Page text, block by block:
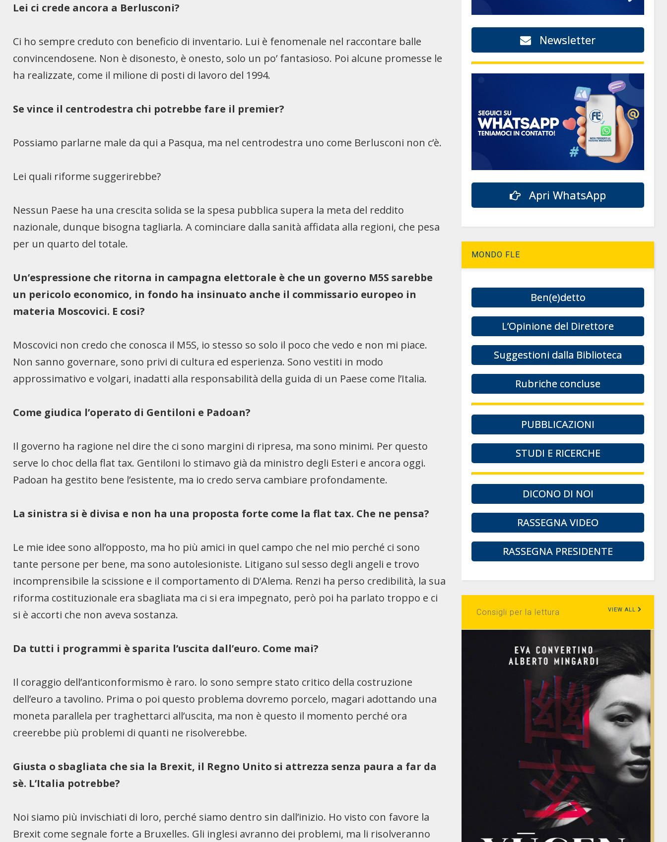
Lei ci crede ancora a Berlusconi?
Ci ho sempre creduto con beneficio di inventario. Lui è fenomenale nel raccontare balle
convincendosene. Non è disonesto, è onesto, solo un po’ fantasioso. Poi alcune promesse le
ha realizzate, come il milione di posti di lavoro del 1994.
Se vince il centrodestra chi potrebbe fare il premier?
Possiamo parlarne male da qui a Pasqua, ma nel centrodestra uno come Berlusconi non c’è.
Lei quali riforme suggerirebbe?
Nessun Paese ha una crescita solida se la spesa pubblica supera la meta del reddito
nazionale, dunque bisogna tagliarla. A cominciare dalla sanità affidata alla regioni, che pesa
per un quarto del totale.
Un’espressione che ritorna in campagna elettorale è che un governo M5S sarebbe
un pericolo economico, in fondo ha insinuato anche il commissario europeo in
materia Moscovici. E cosi?
Moscovici non credo che conosca il M5S, io stesso so solo il poco che vedo e non mi piace.
Non sanno governare, sono privi di cultura ed esperienza. Sono vestiti in modo
approssimativo e volgari, inadatti alla responsabilità della guida di un Paese come l’Italia.
Come giudica l’operato di Gentiloni e Padoan?
Il governo ha ragione nel dire the ci sono margini di ripresa, ma sono minimi. Per questo
serve lo choc della flat tax. Gentiloni lo stimavo già da ministro degli Esteri e ancora oggi.
Padoan ha gestito bene l’esistente, ma io credo serva cambiare profondamente.
La sinistra si è divisa e non ha una proposta forte come la flat tax. Che ne pensa?
Le mie idee sono all’opposto, ma ho più amici in quel campo che nel mio perché ci sono
tante persone per bene, ma sono autolesioniste. Litigano sul sesso degli angeli e trovo
incomprensibile la scissione e il comportamento di D’Alema. Renzi ha perso credibilità, la sua
riforma costituzionale era sbagliata ma ci si era impegnato, però poi ha parlato troppo e ci
si è accorti che non aveva sostanza.
Da tutti i programmi è sparita l’uscita dall’euro. Come mai?
Il coraggio dell’anticonformismo è raro. lo sono sempre stato critico della costruzione
dell’euro a tavolino. Prima o poi questo problema dovremo porcelo, magari adottando una
moneta parallela per traghettarci all’uscita, ma non è questo il momento perché ora
creerebbe più problemi di quanti ne risolverebbe.
Giusta o sbagliata che sia la Brexit, il Regno Unito si attrezza senza paura a far da
sè. L’Italia potrebbe?
Noi siamo più invischiati di loro, perché siamo dentro sin dall’inizio. Ho visto con favore la
Brexit come segnale forte a Bruxelles. Gli inglesi avranno dei problemi, ma li risolveranno
Newsletter
Apri WhatsApp
MONDO FLE
Ben(e)detto
L’Opinione del Direttore
Suggestioni dalla Biblioteca
Rubriche concluse
PUBBLICAZIONI
STUDI E RICERCHE
DICONO DI NOI
RASSEGNA VIDEO
RASSEGNA PRESIDENTE
Consigli per la lettura VIEW ALL